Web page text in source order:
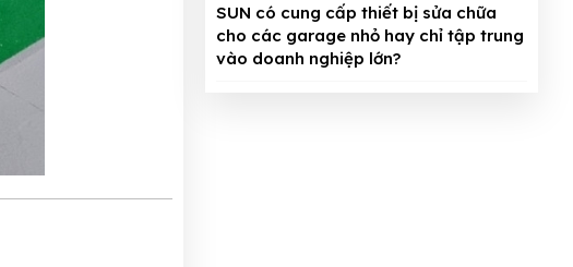
SUN có cung cấp thiết bị sửa chữa
cho các garage nhỏ hay chỉ tập trung
vào doanh nghiệp lớn?